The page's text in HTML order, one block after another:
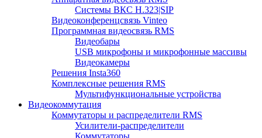
Системы ВКС H.323|SIP
Видеоконференцсвязь Vinteo
Программная видеосвязь RMS
Видеобары
USB микрофоны и микрофонные массивы
Видеокамеры
Решения Insta360
Комплексные решения RMS
Мультифункциональные устройства
Видеокоммутация
Коммутаторы и распределители RMS
Усилители-распределители
Коммутаторы